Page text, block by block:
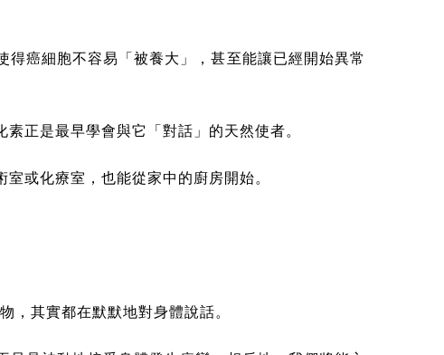
癌細胞不容易「被養大」，甚至能讓已經開始異常
正是最早學會與它「對話」的天然使者。
或化療室，也能從家中的廚房開始。
，其實都在默默地對身體說話。